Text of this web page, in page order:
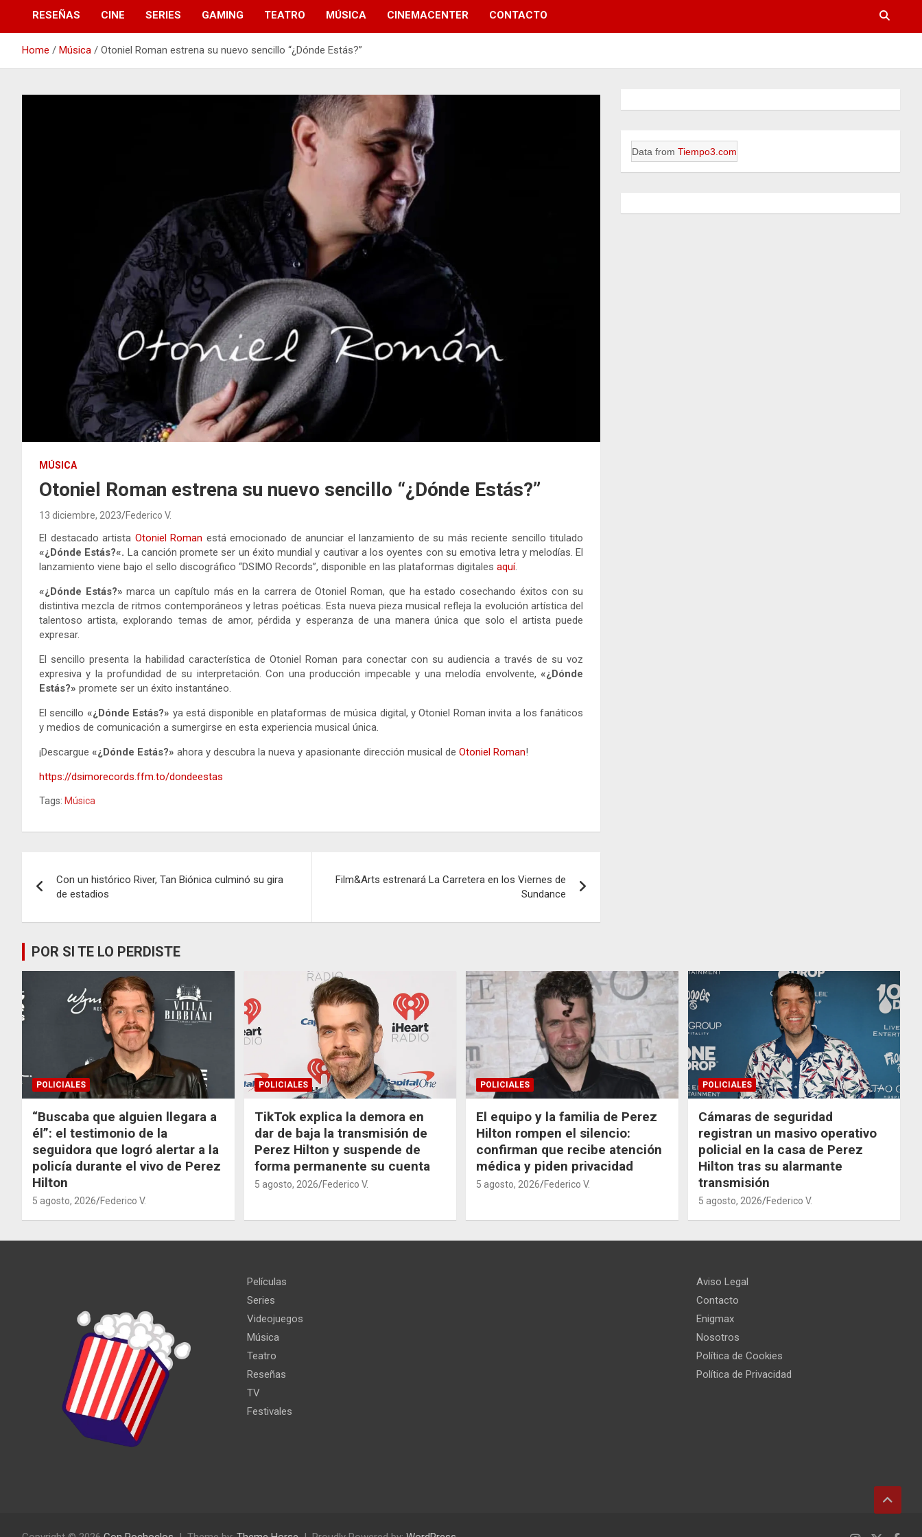
RESEÑAS CINE SERIES GAMING TEATRO MÚSICA CINEMACENTER CONTACTO
Home Música Otoniel Roman estrena su nuevo sencillo “¿Dónde Estás?”
MÚSICA
Otoniel Roman estrena su nuevo sencillo “¿Dónde Estás?”
13 diciembre, 2023 Federico V.
El destacado artista Otoniel Roman está emocionado de anunciar el lanzamiento de su más reciente sencillo titulado
«¿Dónde Estás?«. La canción promete ser un éxito mundial y cautivar a los oyentes con su emotiva letra y melodías. El
lanzamiento viene bajo el sello discográfico “DSIMO Records”, disponible en las plataformas digitales aquí.
«¿Dónde Estás?» marca un capítulo más en la carrera de Otoniel Roman, que ha estado cosechando éxitos con su
distintiva mezcla de ritmos contemporáneos y letras poéticas. Esta nueva pieza musical refleja la evolución artística del
talentoso artista, explorando temas de amor, pérdida y esperanza de una manera única que solo el artista puede
expresar.
El sencillo presenta la habilidad característica de Otoniel Roman para conectar con su audiencia a través de su voz
expresiva y la profundidad de su interpretación. Con una producción impecable y una melodía envolvente,«¿Dónde
Estás?» promete ser un éxito instantáneo.
El sencillo «¿Dónde Estás?» ya está disponible en plataformas de música digital, y Otoniel Roman invita a los fanáticos
y medios de comunicación a sumergirse en esta experiencia musical única.
¡Descargue «¿Dónde Estás?» ahora y descubra la nueva y apasionante dirección musical de Otoniel Roman!
https://dsimorecords.ffm.to/dondeestas
Tags: Música
de
entradas
Con un histórico River, Tan Biónica culminó su gira
de estadios
Film&Arts estrenará La Carretera en los Viernes de
Sundance
Data fromTiempo3.com
POR SI TE LO PERDISTE
POLICIALES
“Buscaba que alguien llegara a
él”: el testimonio de la
seguidora que logró alertar a la
policía durante el vivo de Perez
Hilton
5 agosto, 2026 Federico V.
POLICIALES
TikTok explica la demora en
dar de baja la transmisión de
Perez Hilton y suspende de
forma permanente su cuenta
5 agosto, 2026 Federico V.
POLICIALES
El equipo y la familia de Perez
Hilton rompen el silencio:
confirman que recibe atención
médica y piden privacidad
5 agosto, 2026 Federico V.
POLICIALES
Cámaras de seguridad
registran un masivo operativo
policial en la casa de Perez
Hilton tras su alarmante
transmisión
5 agosto, 2026 Federico V.
Películas
Series
Videojuegos
Música
Teatro
Reseñas
TV
Festivales
Aviso Legal
Contacto
Enigmax
Nosotros
Política de Cookies
Política de Privacidad